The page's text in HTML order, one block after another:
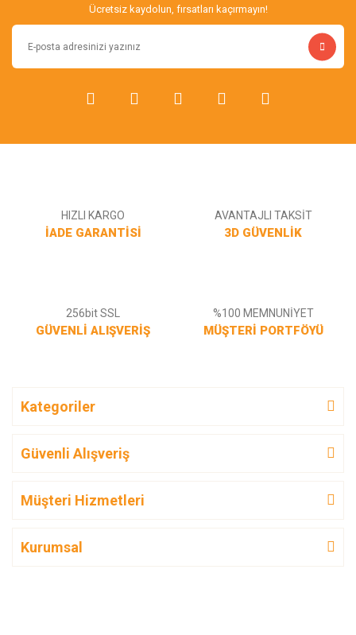
Ücretsiz kaydolun, fırsatları kaçırmayın!
HIZLI KARGO
İADE GARANTİSİ
AVANTAJLI TAKSİT
3D GÜVENLİK
256bit SSL
GÜVENLİ ALIŞVERİŞ
%100 MEMNUNİYET
MÜŞTERİ PORTFÖYÜ
Kategoriler
Güvenli Alışveriş
Müşteri Hizmetleri
Kurumsal